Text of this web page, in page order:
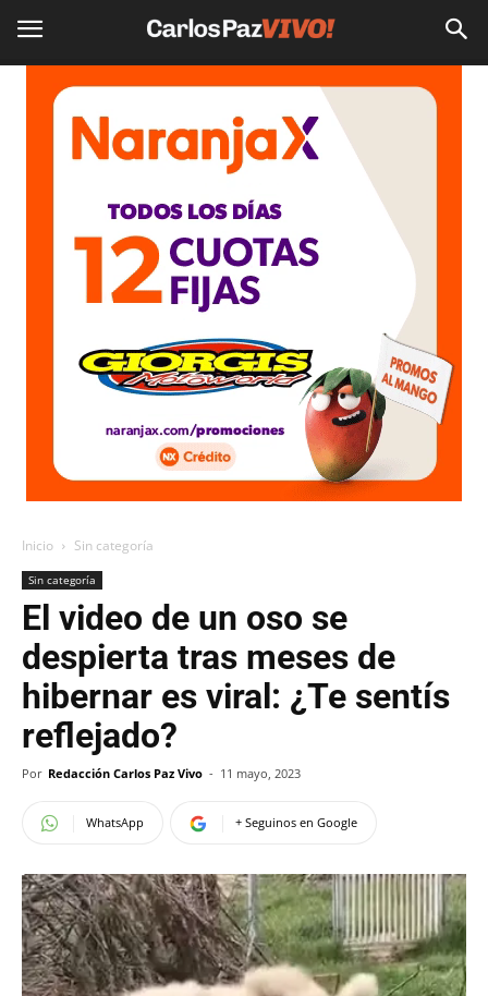
Inicio Sin categoría
Sin categoría
El video de un oso se
despierta tras meses de
hibernar es viral: ¿Te sentís
reflejado?
Por Redacción Carlos Paz Vivo - 11 mayo, 2023
WhatsApp + Seguinos en Google